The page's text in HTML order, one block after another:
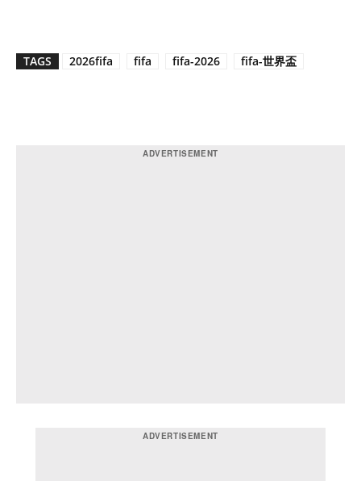
TAGS 2026fifa fifa fifa-2026 fifa-世界盃